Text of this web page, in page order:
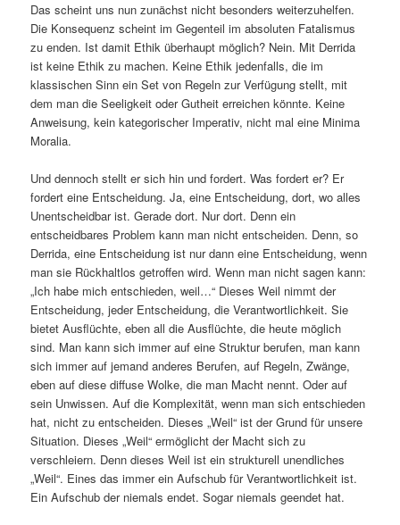
Das scheint uns nun zunächst nicht besonders weiterzuhelfen.
Die Konsequenz scheint im Gegenteil im absoluten Fatalismus
zu enden. Ist damit Ethik überhaupt möglich? Nein. Mit Derrida
ist keine Ethik zu machen. Keine Ethik jedenfalls, die im
klassischen Sinn ein Set von Regeln zur Verfügung stellt, mit
dem man die Seeligkeit oder Gutheit erreichen könnte. Keine
Anweisung, kein kategorischer Imperativ, nicht mal eine Minima
Moralia.
Und dennoch stellt er sich hin und fordert. Was fordert er? Er
fordert eine Entscheidung. Ja, eine Entscheidung, dort, wo alles
Unentscheidbar ist. Gerade dort. Nur dort. Denn ein
entscheidbares Problem kann man nicht entscheiden. Denn, so
Derrida, eine Entscheidung ist nur dann eine Entscheidung, wenn
man sie Rückhaltlos getroffen wird. Wenn man nicht sagen kann:
„Ich habe mich entschieden, weil…“ Dieses Weil nimmt der
Entscheidung, jeder Entscheidung, die Verantwortlichkeit. Sie
bietet Ausflüchte, eben all die Ausflüchte, die heute möglich
sind. Man kann sich immer auf eine Struktur berufen, man kann
sich immer auf jemand anderes Berufen, auf Regeln, Zwänge,
eben auf diese diffuse Wolke, die man Macht nennt. Oder auf
sein Unwissen. Auf die Komplexität, wenn man sich entschieden
hat, nicht zu entscheiden. Dieses „Weil“ ist der Grund für unsere
Situation. Dieses „Weil“ ermöglicht der Macht sich zu
verschleiern. Denn dieses Weil ist ein strukturell unendliches
„Weil“. Eines das immer ein Aufschub für Verantwortlichkeit ist.
Ein Aufschub der niemals endet. Sogar niemals geendet hat.